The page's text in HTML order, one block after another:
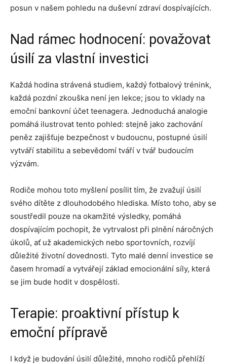
posun v našem pohledu na duševní zdraví dospívajících.
Nad rámec hodnocení: považovat
úsilí za vlastní investici
Každá hodina strávená studiem, každý fotbalový trénink,
každá pozdní zkouška není jen lekce; jsou to vklady na
emoční bankovní účet teenagera. Jednoduchá analogie
pomáhá ilustrovat tento pohled: stejně jako zachování
peněz zajišťuje bezpečnost v budoucnu, postupné úsilí
vytváří stabilitu a sebevědomí tváří v tvář budoucím
výzvám.
Rodiče mohou toto myšlení posílit tím, že zvažují úsilí
svého dítěte z dlouhodobého hlediska. Místo toho, aby se
soustředil pouze na okamžité výsledky, pomáhá
dospívajícím pochopit, že vytrvalost při plnění náročných
úkolů, ať už akademických nebo sportovních, rozvíjí
důležité životní dovednosti. Tyto malé denní investice se
časem hromadí a vytvářejí základ emocionální síly, která
se jim bude hodit v dospělosti.
Terapie: proaktivní přístup k
emoční přípravě
I když je budování úsilí důležité, mnoho rodičů přehlíží